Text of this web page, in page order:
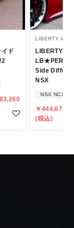
やイメー
い。
商品は、
ないこと
によって
様をご指
動車関連
があるこ
ド
2
LIBERTY
LIBERTY
Side
NSX
NSX NC1
￥444,675
(税込)